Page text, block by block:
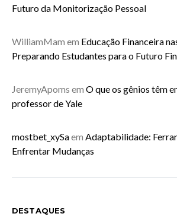
Futuro da Monitorização Pessoal
WilliamMam em Educação Financeira
Preparando Estudantes para o Futuro
JeremyApoms em O que os gênios têm
professor de Yale
mostbet_xySaem Adaptabilidade:
Enfrentar Mudanças
DESTAQUES